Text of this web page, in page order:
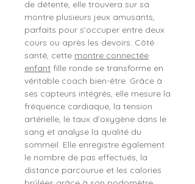
de détente, elle trouvera sur sa
montre plusieurs jeux amusants,
parfaits pour s’occuper entre deux
cours ou après les devoirs. Côté
santé, cette montre connectée
enfant fille ronde se transforme en
véritable coach bien-être. Grâce à
ses capteurs intégrés, elle mesure la
fréquence cardiaque, la tension
artérielle, le taux d’oxygène dans le
sang et analyse la qualité du
sommeil. Elle enregistre également
le nombre de pas effectués, la
distance parcourue et les calories